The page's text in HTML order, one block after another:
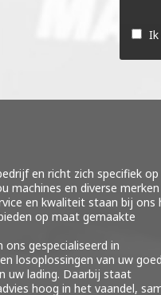
dit
veld
Ik
en richt zich specifiek op
machines en diverse merken
en kwaliteit staan bij ons
op maat gemaakte
gespecialiseerd in
losoplossingen van uw
uw lading. Daarbij staat
hoog in het vaandel,